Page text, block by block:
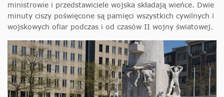
ministrowie i przedstawiciele wojska składają wieńce. Dwie
minuty ciszy poświęcone są pamięci wszystkich cywilnych i
wojskowych ofiar podczas i od czasów II wojny światowej.